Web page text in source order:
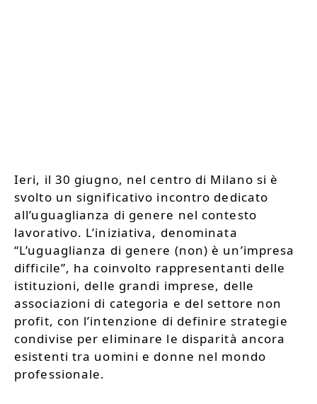
Ieri, il 30 giugno, nel centro di Milano si è
svolto un significativo incontro dedicato
all’uguaglianza di genere nel contesto
lavorativo. L’iniziativa, denominata
“L’uguaglianza di genere (non) è un’impresa
difficile”, ha coinvolto rappresentanti delle
istituzioni, delle grandi imprese, delle
associazioni di categoria e del settore non
profit, con l’intenzione di definire strategie
condivise per eliminare le disparità ancora
esistenti tra uomini e donne nel mondo
professionale.